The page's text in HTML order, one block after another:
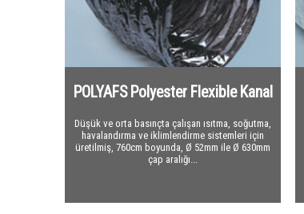
POLYAFS Polyester Flexible Kanal
Düşük ve orta basınçta çalışan ısıtma, soğutma,
havalandırma ve iklimlendirme sistemleri için
üretilmiş, 760cm boyunda, Ø 52mm ile Ø 630mm
çap aralığı...